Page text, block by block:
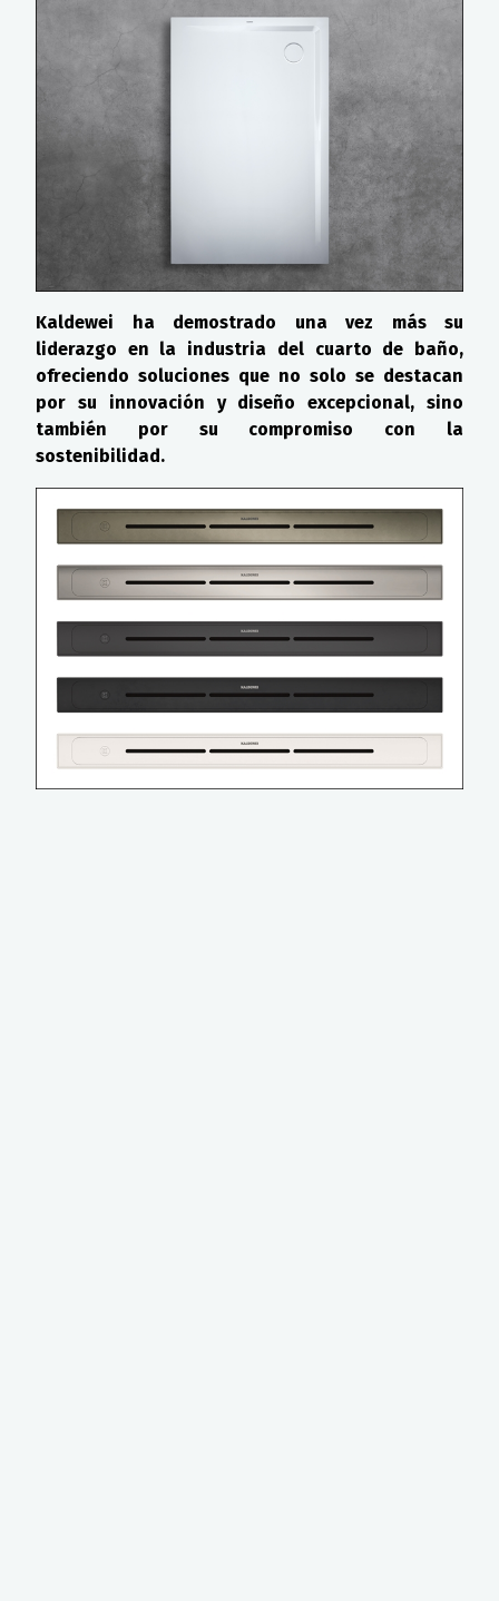
Kaldewei ha demostrado una vez más su
liderazgo en la industria del cuarto de baño,
ofreciendo soluciones que no solo se destacan
por su innovación y diseño excepcional, sino
también por su compromiso con la
sostenibilidad.